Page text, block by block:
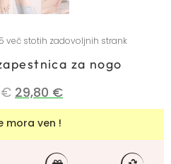
več stotih zadovoljnih strank
za nogo
€ 29,80 €
mora ven !